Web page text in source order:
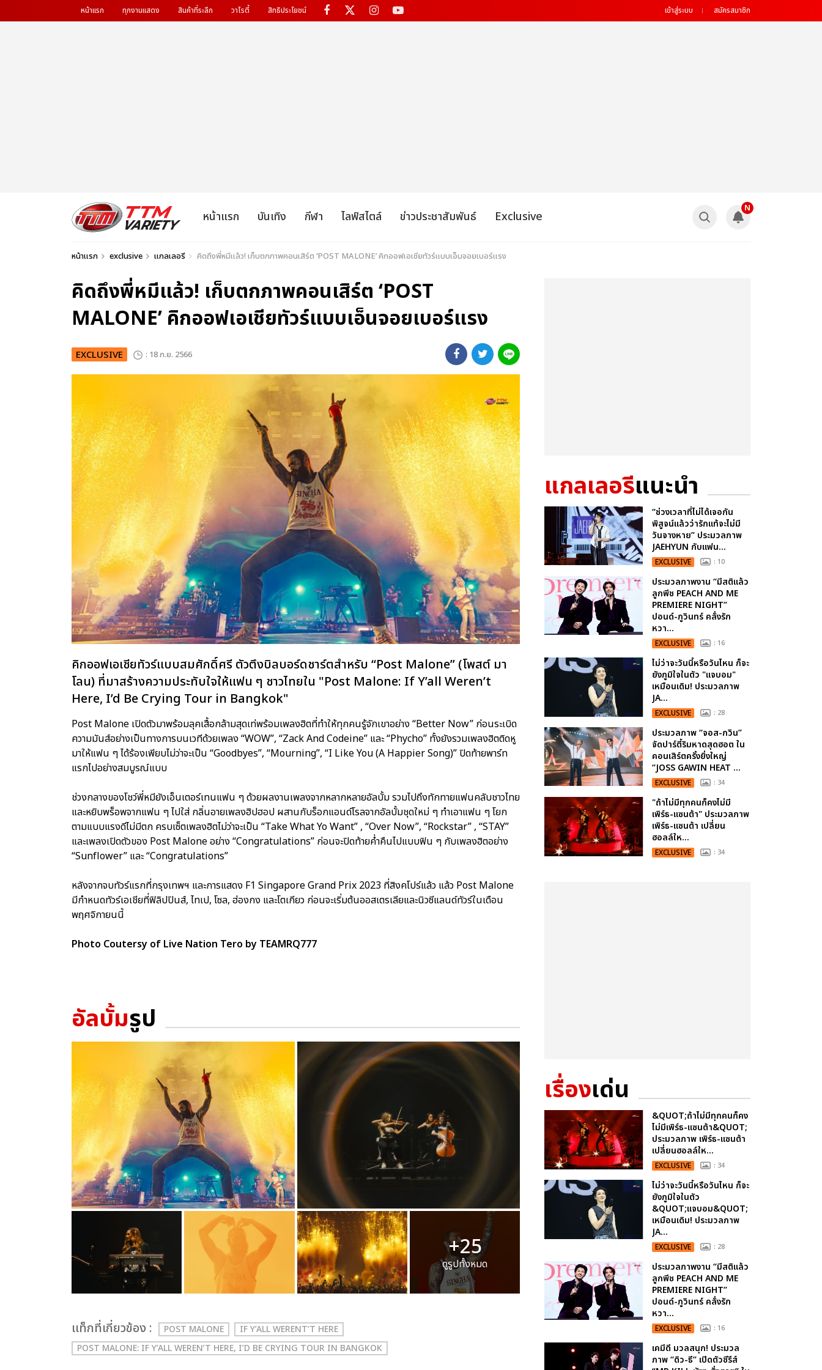
หน้าแรก ทุกงานแสดง สินค้าที่ระลึก วาไรตี้ สิทธิประโยชน์ เข้าสู่ระบบ สมัครสมาชิก
หน้าแรก บันเทิง กีฬา ไลฟ์สไตล์ ข่าวประชาสัมพันธ์ Exclusive
N
หน้าแรก exclusive แกลเลอรี คิดถึงพี่หมีแล้ว! เก็บตกภาพคอนเสิร์ต ‘POST MALONE’ คิกออฟเอเชียทัวร์แบบเอ็นจอยเบอร์แรง
คิดถึงพี่หมีแล้ว! เก็บตกภาพคอนเสิร์ต ‘POST
MALONE’ คิกออฟเอเชียทัวร์แบบเอ็นจอยเบอร์แรง
EXCLUSIVE : 18 ก.ย. 2566
คิกออฟเอเชียทัวร์แบบสมศักดิ์ศรี ตัวตึงบิลบอร์ดชาร์ตสำหรับ “Post Malone” (โพสต์ มา
โลน) ที่มาสร้างความประทับใจให้แฟน ๆ ชาวไทยใน "Post Malone: If Y’all Weren’t
Here, I’d Be Crying Tour in Bangkok"
Post Malone เปิดตัวมาพร้อมลุคเสื้อกล้ามสุดเท่พร้อมเพลงฮิตที่ทำให้ทุกคนรู้จักเขาอย่าง “Better Now” ก่อนระเบิด
ความมันส์อย่างเป็นทางการบนเวทีด้วยเพลง “WOW”, “Zack And Codeine” และ “Phycho” ทั้งยังรวมเพลงฮิตติดหู
มาให้แฟน ๆ ได้ร้องเพียบไม่ว่าจะเป็น “Goodbyes”, “Mourning”, “I Like You (A Happier Song)” ปิดท้ายพาร์ท
แรกไปอย่างสมบูรณ์แบบ
ช่วงกลางของโชว์พี่หมียังเอ็นเตอร์เทนแฟน ๆ ด้วยผลงานเพลงจากหลากหลายอัลบั้ม รวมไปถึงทักทายแฟนคลับชาวไทย
และหยิบพร็อพจากแฟน ๆ ไปใส่ กลิ่นอายเพลงฮิปฮอป ผสานกับร็อกแอนด์โรลจากอัลบั้มชุดใหม่ ๆ ทำเอาแฟน ๆ โยก
ตามแบบแรงดีไม่มีตก ครบเซ็ตเพลงฮิตไม่ว่าจะเป็น “Take What Yo Want” , “Over Now”, “Rockstar” , “STAY”
และเพลงเปิดตัวของ Post Malone อย่าง “Congratulations” ก่อนจะปิดท้ายค่ำคืนไปแบบฟิน ๆ กับเพลงฮิตอย่าง
“Sunflower” และ “Congratulations”
หลังจากจบทัวร์แรกที่กรุงเทพฯ และการแสดง F1 Singapore Grand Prix 2023 ที่สิงคโปร์แล้ว แล้ว Post Malone
มีกำหนดทัวร์เอเชียที่ฟิลิปปินส์, ไทเป, โซล, ฮ่องกง และโตเกียว ก่อนจะเริ่มต้นออสเตรเลียและนิวซีแลนด์ทัวร์ในเดือน
พฤศจิกายนนี้
Photo Coutersy of Live Nation Tero by TEAMRQ777
อัลบั้มรูป
+25
ดูรูปทั้งหมด
เเท็กที่เกี่ยวข้อง : POST MALONE
IF Y’ALL WERENT’T HERE
POST MALONE: IF Y’ALL WEREN’T HERE, I’D BE CRYING TOUR IN BANGKOK
แกลเลอรีแนะนำ
“ช่วงเวลาที่ไม่ได้เจอกัน
พิสูจน์แล้วว่ารักแท้จะไม่มี
วันจางหาย” ประมวลภาพ
JAEHYUN กับแฟน...
EXCLUSIVE : 10
ประมวลภาพงาน “มีสติแล้ว
ลูกพีช PEACH AND ME
PREMIERE NIGHT”
ปอนด์-ภูวินทร์ คลั่งรัก
หวา...
EXCLUSIVE : 16
ไม่ว่าจะวันนี้หรือวันไหน ก็จะ
ยังภูมิใจในตัว "แจบอม"
เหมือนเดิม! ประมวลภาพ
JA...
EXCLUSIVE : 28
ประมวลภาพ “จอส-กวิน”
จัดปาร์ตี้ริมหาดสุดฮอต ใน
คอนเสิร์ตครั้งยิ่งใหญ่
“JOSS GAWIN HEAT ...
EXCLUSIVE : 34
"ถ้าไม่มีทุกคนก็คงไม่มี
เพิร์ธ-แซนต้า" ประมวลภาพ
เพิร์ธ-แซนต้า เปลี่ยน
ฮอลล์ให...
EXCLUSIVE : 34
เรื่องเด่น
&QUOT;ถ้าไม่มีทุกคนก็คง
ไม่มีเพิร์ธ-แซนต้า&QUOT;
ประมวลภาพ เพิร์ธ-แซนต้า
เปลี่ยนฮอลล์ให...
EXCLUSIVE : 34
ไม่ว่าจะวันนี้หรือวันไหน ก็จะ
ยังภูมิใจในตัว
&QUOT;แจบอม&QUOT;
เหมือนเดิม! ประมวลภาพ
JA...
EXCLUSIVE : 28
ประมวลภาพงาน “มีสติแล้ว
ลูกพีช PEACH AND ME
PREMIERE NIGHT”
ปอนด์-ภูวินทร์ คลั่งรัก
หวา...
EXCLUSIVE : 16
เคมีดี มวลสนุก! ประมวล
ภาพ “ดิว-ธี” เปิดตัวซีรีส์